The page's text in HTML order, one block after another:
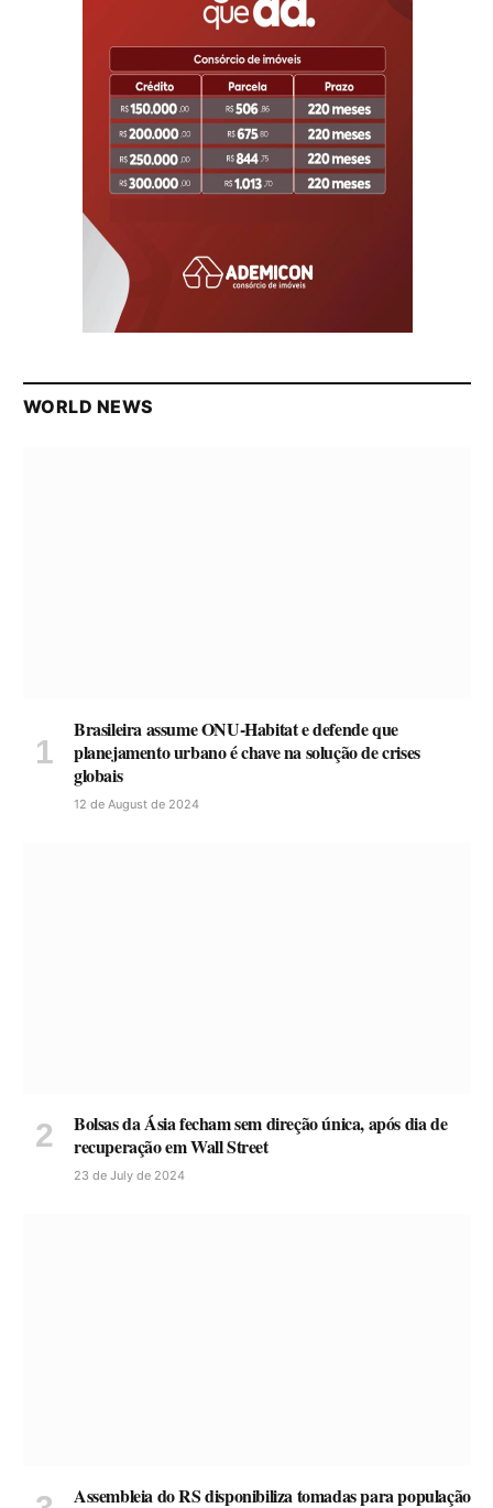
WORLD NEWS
Brasileira assume ONU-Habitat e defende que
planejamento urbano é chave na solução de crises
globais
12 de August de 2024
Bolsas da Ásia fecham sem direção única, após dia de
recuperação em Wall Street
23 de July de 2024
Assembleia do RS disponibiliza tomadas para população